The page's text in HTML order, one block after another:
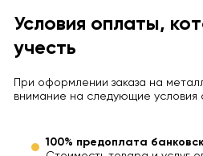
Условия оплаты,
учесть
При оформлении заказа на
внимание на следующие условия
100% предоплата